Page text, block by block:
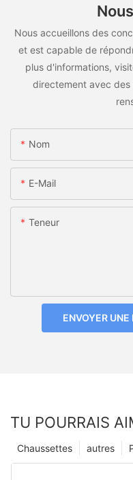
Nous accueillons des
et est capable de
plus d'informations,
directement avec
Nom
E-Mail
Teneur
ENVOYER
TU POURRAIS
autres
Chaussettes